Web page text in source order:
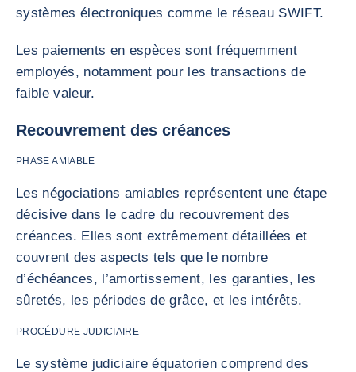
systèmes électroniques comme le réseau SWIFT.
Les paiements en espèces sont fréquemment
employés, notamment pour les transactions de
faible valeur.
Recouvrement des créances
PHASE AMIABLE
Les négociations amiables représentent une étape
décisive dans le cadre du recouvrement des
créances. Elles sont extrêmement détaillées et
couvrent des aspects tels que le nombre
d’échéances, l’amortissement, les garanties, les
sûretés, les périodes de grâce, et les intérêts.
PROCÉDURE JUDICIAIRE
Le système judiciaire équatorien comprend des